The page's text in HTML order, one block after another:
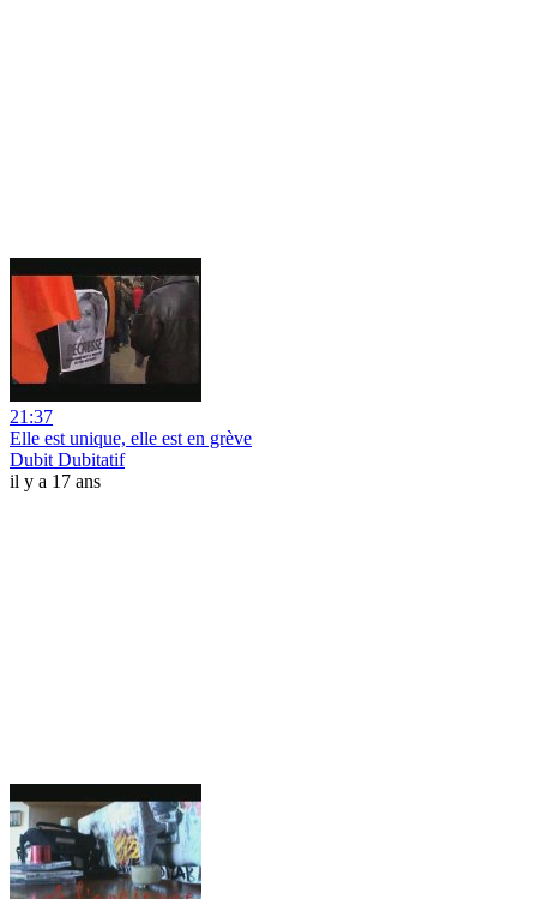
21:37
Elle est unique, elle est en grève
Dubit Dubitatif
il y a 17 ans